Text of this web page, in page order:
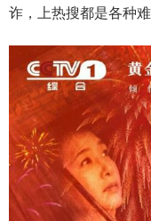
诈，上热搜都是各种